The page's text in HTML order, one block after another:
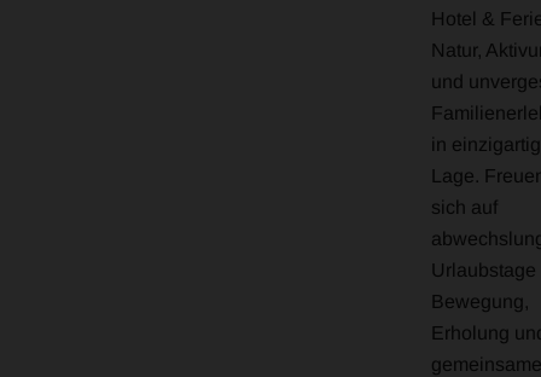
Hotel &
Natur,
und
in
Lage.
sich auf
Urlaubstage
Bewegung,
Erholung